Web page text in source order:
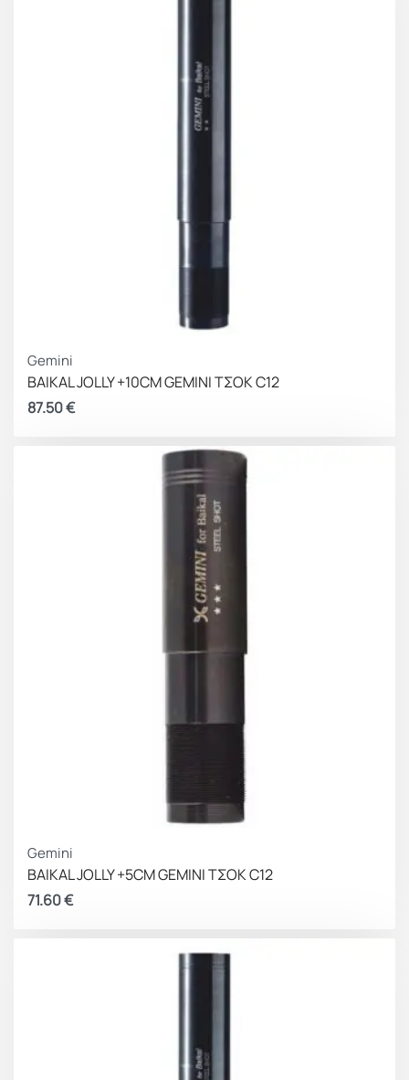
Gemini
BAIKAL JOLLY +10CM GEMINI ΤΣΟΚ C12
87.50€
Gemini
BAIKAL JOLLY +5CM GEMINI ΤΣΟΚ C12
71.60€